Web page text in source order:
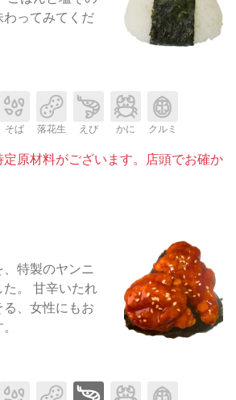
わってみてくだ
そば 落花生 えび かに クルミ
原材料がございます。店頭でお確か
特製のヤンニ
た。 甘辛いたれ
、女性にもお